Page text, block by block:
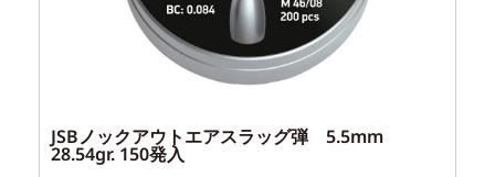
JSBノックアウトエアスラッグ弾 5.5mm
28.54gr. 150発入